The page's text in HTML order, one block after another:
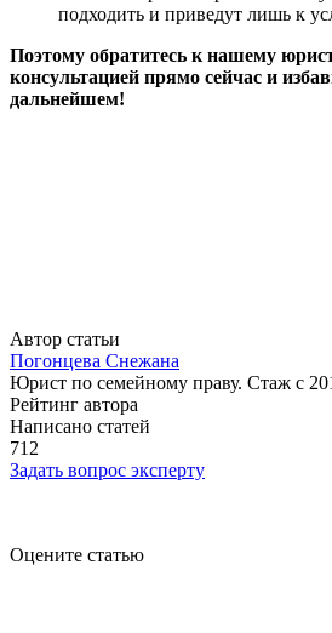
подходить и приведут лишь к
Поэтому обратитесь к нашему
консультацией прямо сейчас и
дальнейшем!
Автор статьи
Погонцева Снежана
Юрист по семейному праву. Стаж с
Рейтинг автора
Написано статей
712
Задать вопрос эксперту
Оцените статью